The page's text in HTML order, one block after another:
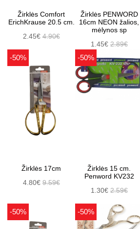
Žirklės Comfort
ErichKrause 20.5 cm.
2.45€4.90€
Žirklės PENWORD
16cm NEON žalios,
mėlynos sp
1.45€ 2.89€
-50%
Žirklės 17cm
4.80€9.59€
-50%
Žirklės 15 cm.
Penword KV232
1.30€ 2.59€
-50% -50%